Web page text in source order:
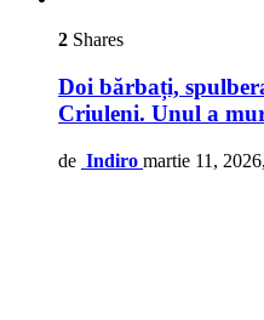
2 Shares
Doi bărbați,
Criuleni. Unul a
de Indiro martie 11,